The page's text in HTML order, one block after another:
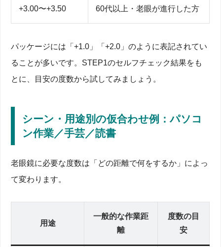
+3.00〜+3.50 60代以上・老眼が進行した方
パッケージには「+1.0」「+2.0」のように表記されてい
ることが多いです。STEP1のセルフチェック結果をも
とに、目安の度数から試してみましょう。
シーン・用途別の仮合わせ例：パソコ
ン作業／手芸／読書
老眼鏡に必要な度数は「どの距離で何をするか」によっ
て変わります。
用途
一般的な作業距
離
度数の目
安
眼科・クリニックで受ける視力検査とメガネ処方の
流れ
STEP4 おしゃれに差がつくフレームデザインとサイ
ズ選び
顔型別に似合うフレームデザインと印象アップのコ
軽量素材で負担を減らすサイズ選びと調整方法
STEP5 合わなくなったときの度数進行対策と治療方
法
最新レーシック・多焦点レンズ手術の特徴と選び方
まとめ＆Q&A：老眼鏡度数選びでよくある疑問